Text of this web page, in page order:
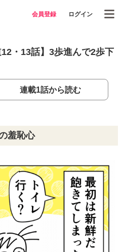
会員登録 ログイン
12・13話】3歩進んで2歩下
連載1話から読む
羞恥心